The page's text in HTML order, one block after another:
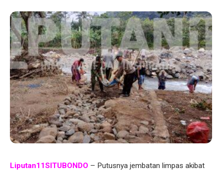
Liputan11SITUBONDO – Putusnya jembatan limpas akibat